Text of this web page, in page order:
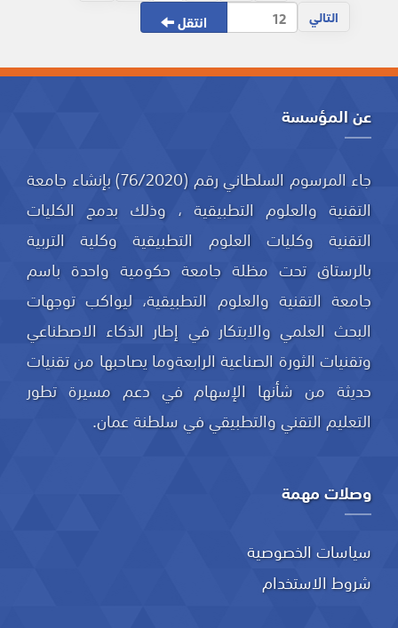
التالي
انتقل
عن المؤسسة
جاء المرسوم السلطاني رقم (76/2020) بإنشاء جامعة
التقنية والعلوم التطبيقية ، وذلك بدمج الكليات
التقنية وكليات العلوم التطبيقية وكلية التربية
بالرستاق تحت مظلة جامعة حكومية واحدة باسم
جامعة التقنية والعلوم التطبيقية، ليواكب توجهات
البحث العلمي والابتكار في إطار الذكاء الاصطناعي
وتقنيات الثورة الصناعية الرابعةوما يصاحبها من تقنيات
حديثة من شأنها الإسهام في دعم مسيرة تطور
التعليم التقني والتطبيقي في سلطنة عمان.
وصلات مهمة
سياسات الخصوصية
شروط الاستخدام